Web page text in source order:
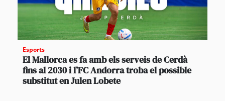
Esports
El Mallorca es fa amb els serveis de Cerdà
fins al 2030 i l’FC Andorra troba el possible
substitut en Julen Lobete